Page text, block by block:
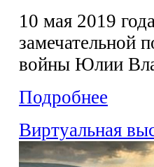
10 мая 2019
замечательной
войны Юлии
Подробнее
Виртуальная